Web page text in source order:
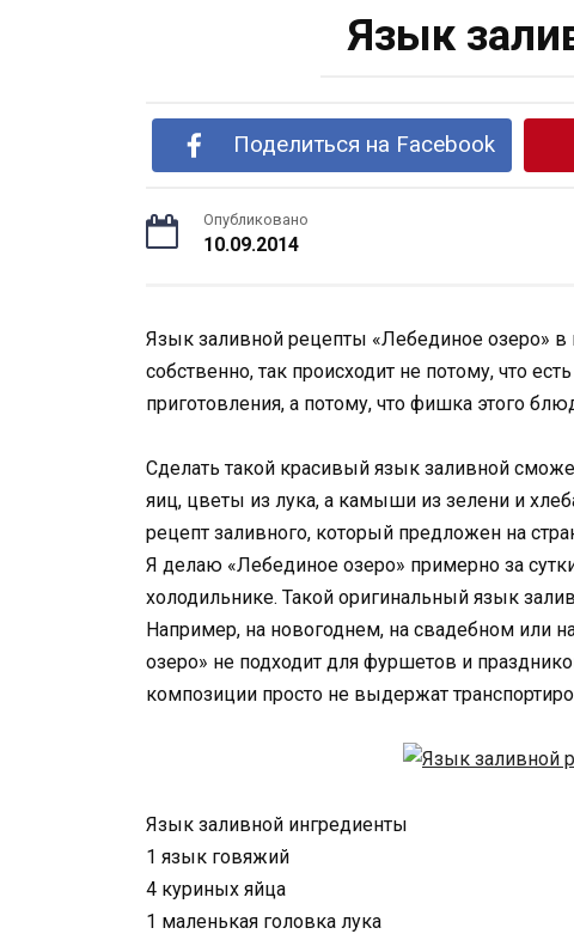
Язык
Поделиться на Facebook
Опубликовано
10.09.2014
Язык заливной рецепты «Лебединое озеро» в
собственно, так происходит не потому, что
приготовления, а потому, что фишка этого
Сделать такой красивый язык заливной
яиц, цветы из лука, а камыши из зелени и
рецепт заливного, который предложен на
Я делаю «Лебединое озеро» примерно за
холодильнике. Такой оригинальный язык
Например, на новогоднем, на свадебном или
озеро» не подходит для фуршетов и
композиции просто не выдержат
Язык заливной ингредиенты
1 язык говяжий
4 куриных яйца
1 маленькая головка лука